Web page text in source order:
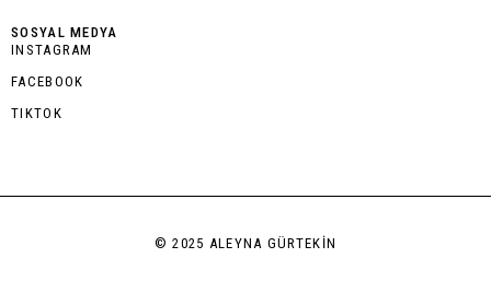
SOSYAL MEDYA
INSTAGRAM
FACEBOOK
TIKTOK
© 2025 ALEYNA GÜRTEKİN